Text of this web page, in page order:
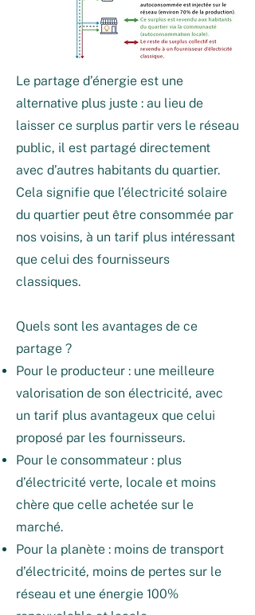
Le partage d’énergie est une
alternative plus juste : au lieu de
laisser ce surplus partir vers le réseau
public, il est partagé directement
avec d’autres habitants du quartier.
Cela signifie que l’électricité solaire
du quartier peut être consommée par
nos voisins, à un tarif plus intéressant
que celui des fournisseurs
classiques.
Quels sont les avantages de ce
partage ?
Pour le producteur : une meilleure
valorisation de son électricité, avec
un tarif plus avantageux que celui
proposé par les fournisseurs.
Pour le consommateur : plus
d’électricité verte, locale et moins
chère que celle achetée sur le
marché.
Pour la planète : moins de transport
d’électricité, moins de pertes sur le
réseau et une énergie 100%